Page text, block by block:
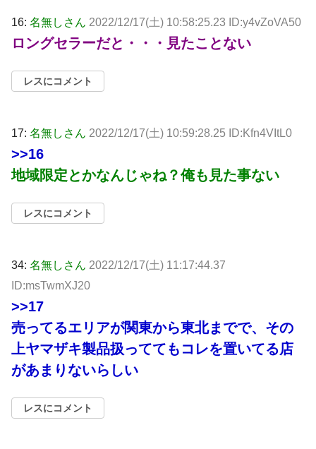
16: 名無しさん 2022/12/17(土) 10:58:25.23 ID:y4vZoVA50
ロングセラーだと・・・見たことない
レスにコメント
17: 名無しさん 2022/12/17(土) 10:59:28.25 ID:Kfn4VItL0
>>16
地域限定とかなんじゃね？俺も見た事ない
レスにコメント
34: 名無しさん 2022/12/17(土) 11:17:44.37
ID:msTwmXJ20
>>17
売ってるエリアが関東から東北までで、その
上ヤマザキ製品扱っててもコレを置いてる店
があまりないらしい
レスにコメント